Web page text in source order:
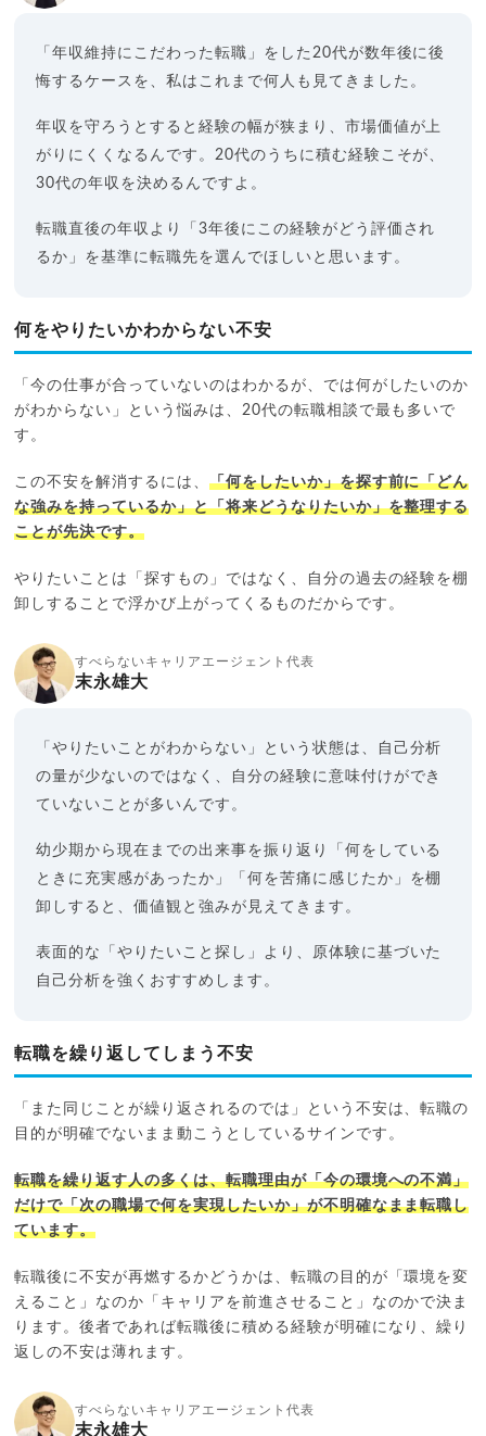
「年収維持にこだわった転職」をした20代が数年後に後
悔するケースを、私はこれまで何人も見てきました。
年収を守ろうとすると経験の幅が狭まり、市場価値が上
がりにくくなるんです。20代のうちに積む経験こそが、
30代の年収を決めるんですよ。
転職直後の年収より「3年後にこの経験がどう評価され
るか」を基準に転職先を選んでほしいと思います。
何をやりたいかわからない不安
「今の仕事が合っていないのはわかるが、では何がしたいのか
がわからない」という悩みは、20代の転職相談で最も多いで
す。
この不安を解消するには、 「何をしたいか」を探す前に「どん
な強みを持っているか」と「将来どうなりたいか」を整理する
ことが先決です。
やりたいことは「探すもの」ではなく、自分の過去の経験を棚
卸しすることで浮かび上がってくるものだからです。
すべらないキャリアエージェント代表
末永雄大
「やりたいことがわからない」という状態は、自己分析
の量が少ないのではなく、自分の経験に意味付けができ
ていないことが多いんです。
幼少期から現在までの出来事を振り返り「何をしている
ときに充実感があったか」「何を苦痛に感じたか」を棚
卸しすると、価値観と強みが見えてきます。
表面的な「やりたいこと探し」より、原体験に基づいた
自己分析を強くおすすめします。
転職を繰り返してしまう不安
「また同じことが繰り返されるのでは」という不安は、転職の
目的が明確でないまま動こうとしているサインです。
転職を繰り返す人の多くは、転職理由が「今の環境への不満」
だけで「次の職場で何を実現したいか」が不明確なまま転職し
ています。
転職後に不安が再燃するかどうかは、転職の目的が「環境を変
えること」なのか「キャリアを前進させること」なのかで決ま
ります。後者であれば転職後に積める経験が明確になり、繰り
返しの不安は薄れます。
すべらないキャリアエージェント代表
末永雄大